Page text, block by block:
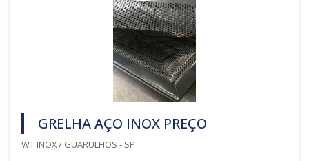
GRELHA AÇO INOX PREÇO
WT INOX / GUARULHOS - SP